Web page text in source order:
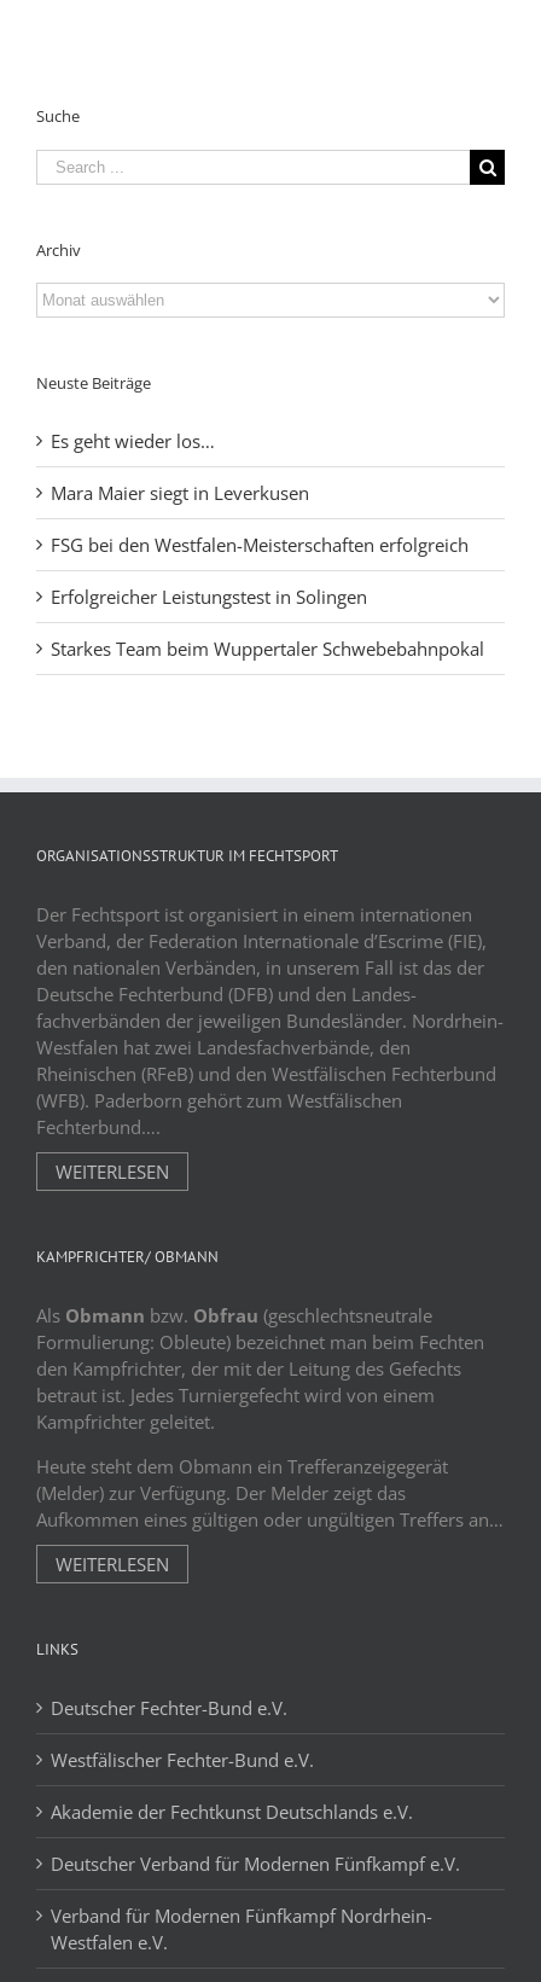
Suche
Search
for:
Archiv
Archiv
Neuste Beiträge
Es geht wieder los…
Mara Maier siegt in Leverkusen
FSG bei den Westfalen-Meisterschaften erfolgreich
Erfolgreicher Leistungstest in Solingen
Starkes Team beim Wuppertaler Schwebebahnpokal
ORGANISATIONSSTRUKTUR IM FECHTSPORT
Der Fechtsport ist organisiert in einem internationen
Verband, der Federation Internationale d’Escrime (FIE),
den nationalen Verbänden, in unserem Fall ist das der
Deutsche Fechterbund (DFB) und den Landes-
fachverbänden der jeweiligen Bundesländer. Nordrhein-
Westfalen hat zwei Landesfachverbände, den
Rheinischen (RFeB) und den Westfälischen Fechterbund
(WFB). Paderborn gehört zum Westfälischen
Fechterbund….
WEITERLESEN
KAMPFRICHTER/ OBMANN
Als Obmann bzw. Obfrau (geschlechtsneutrale
Formulierung: Obleute) bezeichnet man beim Fechten
den Kampfrichter, der mit der Leitung des Gefechts
betraut ist. Jedes Turniergefecht wird von einem
Kampfrichter geleitet.
Heute steht dem Obmann ein Trefferanzeigegerät
(Melder) zur Verfügung. Der Melder zeigt das
Aufkommen eines gültigen oder ungültigen Treffers an…
WEITERLESEN
LINKS
Deutscher Fechter-Bund e.V.
Westfälischer Fechter-Bund e.V.
Akademie der Fechtkunst Deutschlands e.V.
Deutscher Verband für Modernen Fünfkampf e.V.
Verband für Modernen Fünfkampf Nordrhein-
Westfalen e.V.